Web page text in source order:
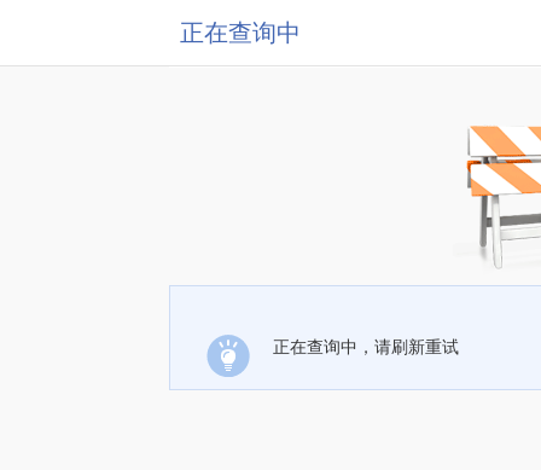
正在查询中
正在查询中，请刷新重试